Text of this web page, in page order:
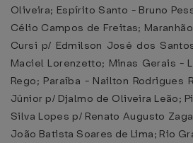
Oliveira; Espírito Santo - Bruno
Célio Campos de Freitas;
Cursi p/ Edmilson José dos
Maciel Lorenzetto; Minas Gerais -
Rego; Paraíba - Nailton Rodrigues
Júnior p/ Djalmo de Oliveira Leão;
Silva Lopes p/ Renato Augusto
João Batista Soares de Lima; Rio